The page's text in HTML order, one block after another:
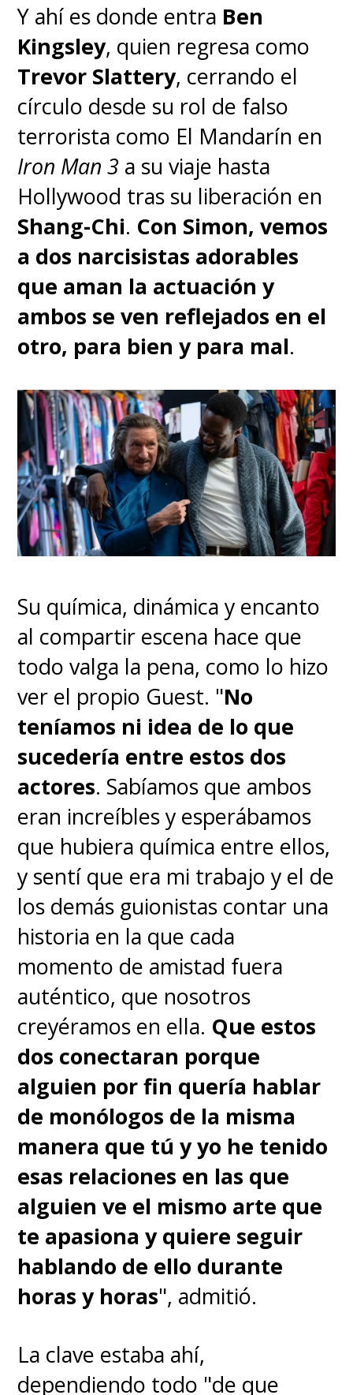
Y ahí es donde entra Ben
Kingsley, quien regresa como
Trevor Slattery, cerrando el
círculo desde su rol de falso
terrorista como El Mandarín en
Iron Man 3 a su viaje hasta
Hollywood tras su liberación en
Shang-Chi. Con Simon, vemos
a dos narcisistas adorables
que aman la actuación y
ambos se ven reflejados en el
otro, para bien y para mal.
Su química, dinámica y encanto
al compartir escena hace que
todo valga la pena, como lo hizo
ver el propio Guest. "No
teníamos ni idea de lo que
sucedería entre estos dos
actores. Sabíamos que ambos
eran increíbles y esperábamos
que hubiera química entre ellos,
y sentí que era mi trabajo y el de
los demás guionistas contar una
historia en la que cada
momento de amistad fuera
auténtico, que nosotros
creyéramos en ella. Que estos
dos conectaran porque
alguien por fin quería hablar
de monólogos de la misma
manera que tú y yo he tenido
esas relaciones en las que
alguien ve el mismo arte que
te apasiona y quiere seguir
hablando de ello durante
horas y horas", admitió.
La clave estaba ahí,
dependiendo todo "de que